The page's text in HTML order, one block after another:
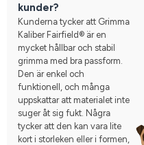
kunder?
Kunderna tycker att Grimma
Kaliber Fairfield® är en
mycket hållbar och stabil
grimma med bra passform.
Den är enkel och
funktionell, och många
uppskattar att materialet inte
suger åt sig fukt. Några
tycker att den kan vara lite
kort i storleken eller i formen,